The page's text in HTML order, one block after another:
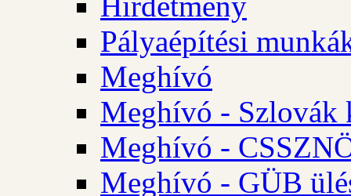
Pályaépítési
Meghívó
Meghívó - Szlovák
Meghívó -
Meghívó - GÜB